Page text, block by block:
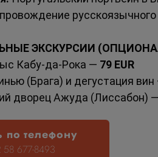
ЭКСКУРСИИ
Кабу-да-Рока — 79 EUR
(Брага) и дегустация вин
дворец Ажуда (Лиссабон) —
по телефону
58 677-8493